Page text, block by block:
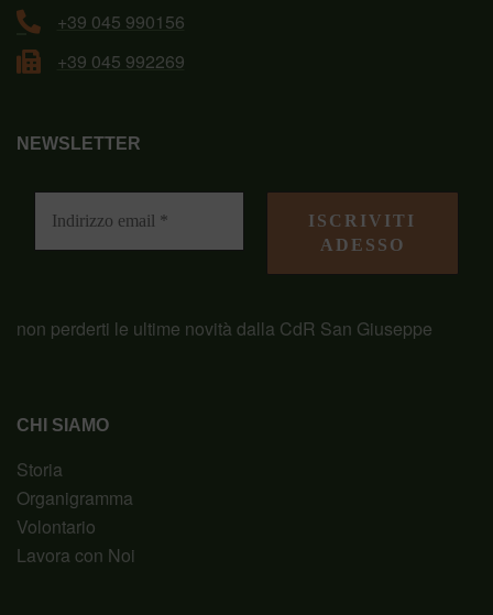
+39 045 990156
+39 045 992269
CHI SIAMO
Storia
Organigramma
Volontario
Lavora con Noi
NEWSLETTER
non perderti le ultime novità dalla CdR San Giuseppe